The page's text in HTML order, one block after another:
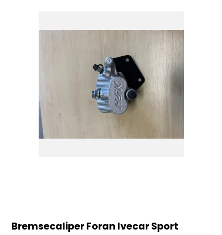
Bremsecaliper Foran Ivecar Sport